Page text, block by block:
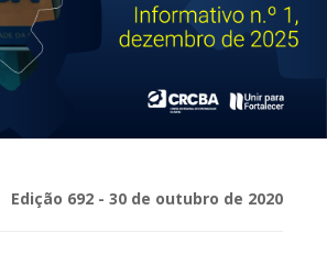
Edição 692 - 30 de outubro de 2020